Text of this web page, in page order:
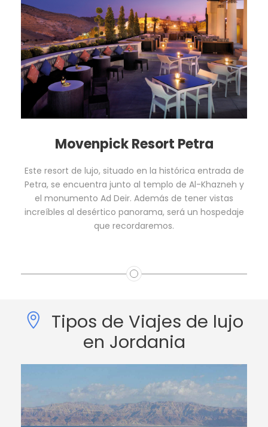
Movenpick Resort Petra
Este resort de lujo, situado en la histórica entrada de
Petra, se encuentra junto al templo de Al-Khazneh y
el monumento Ad Deir. Además de tener vistas
increíbles al desértico panorama, será un hospedaje
que recordaremos.
Tipos de Viajes de lujo
en Jordania